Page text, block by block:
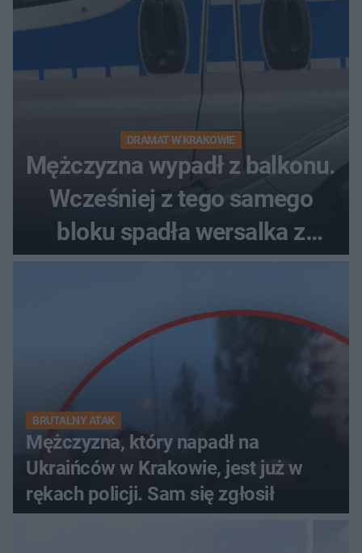
DRAMAT W KRAKOWIE
Mężczyzna wypadł z balkonu.
Wcześniej z tego samego
bloku spadła wersalka z
pościelą
BRUTALNY ATAK
Mężczyzna, który napadł na
Ukraińców w Krakowie, jest już w
rękach policji. Sam się zgłosił